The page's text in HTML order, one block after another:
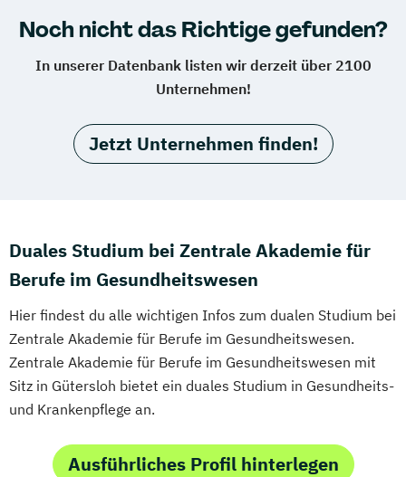
Noch nicht das Richtige gefunden?
In unserer Datenbank listen wir derzeit über 2100
Unternehmen!
Jetzt Unternehmen finden!
Duales Studium bei Zentrale Akademie für
Berufe im Gesundheitswesen
Hier findest du alle wichtigen Infos zum dualen Studium bei
Zentrale Akademie für Berufe im Gesundheitswesen.
Zentrale Akademie für Berufe im Gesundheitswesen mit
Sitz in Gütersloh bietet ein duales Studium in Gesundheits-
und Krankenpflege an.
Ausführliches Profil hinterlegen